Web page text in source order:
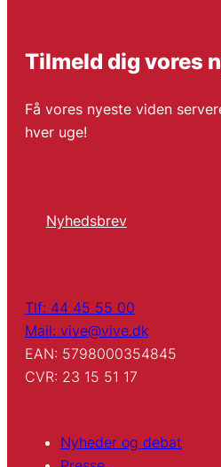
Tilmeld dig vores
Få vores nyeste viden
hver uge!
Nyhedsbrev
Tlf: 44 45 55 00
Mail: vive@vive.dk
EAN: 5798000354845
CVR: 23 15 51 17
Nyheder og debat